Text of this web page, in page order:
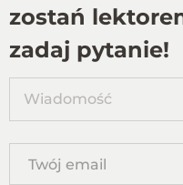
zostań
zadaj pytanie!
kurs
Wiadomość
email